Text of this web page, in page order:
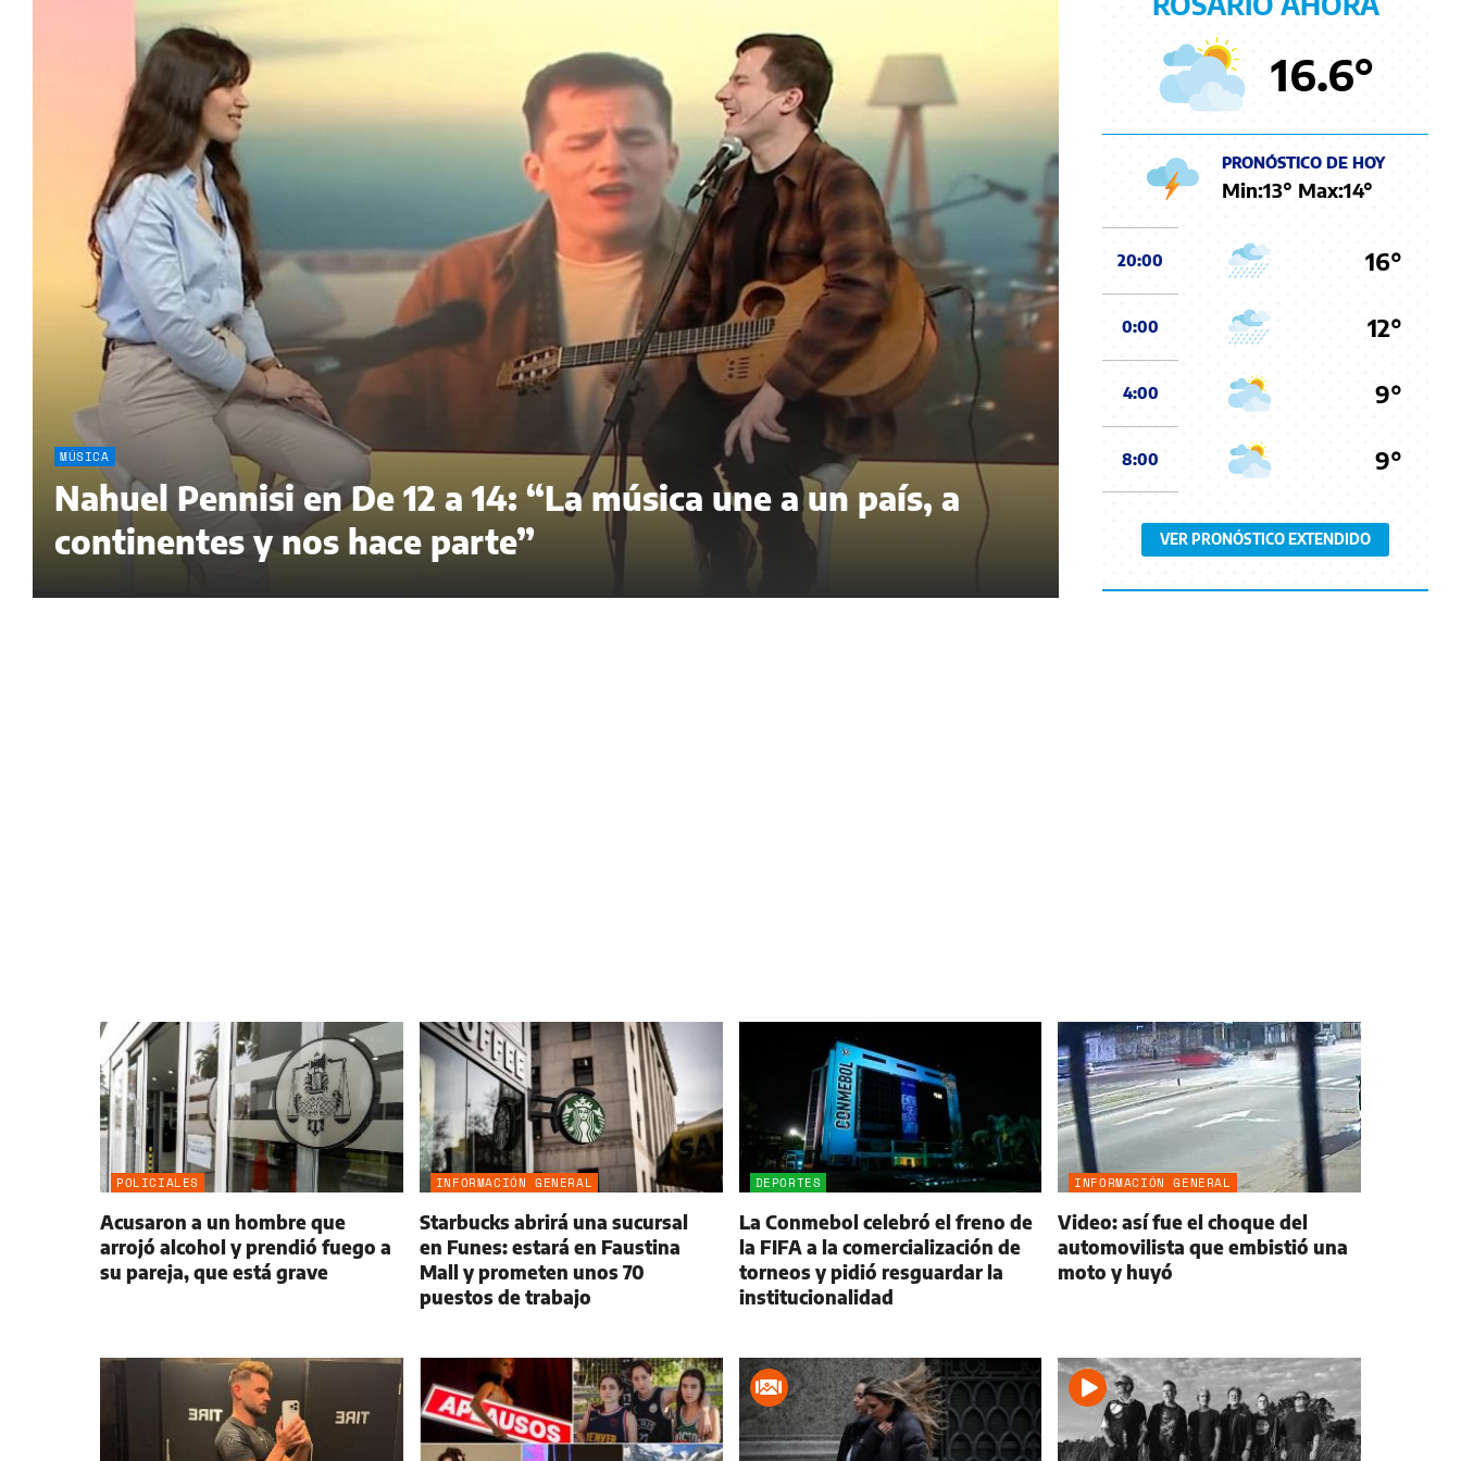
MÚSICA
Nahuel Pennisi en De 12 a 14: “La música une a un país, a
continentes y nos hace parte”
16.6°
PRONÓSTICO DE HOY
Min:13° Max:14°
20:00 16°
0:00 12°
4:00 9°
8:00 9°
VER PRONÓSTICO EXTENDIDO
POLICIALES
Acusaron a un hombre que
arrojó alcohol y prendió fuego a
su pareja, que está grave
INFORMACIÓN GENERAL
Starbucks abrirá una sucursal
en Funes: estará en Faustina
Mall y prometen unos 70
puestos de trabajo
DEPORTES
La Conmebol celebró el freno de
la FIFA a la comercialización de
torneos y pidió resguardar la
institucionalidad
INFORMACIÓN GENERAL
Video: así fue el choque del
automovilista que embistió una
moto y huyó